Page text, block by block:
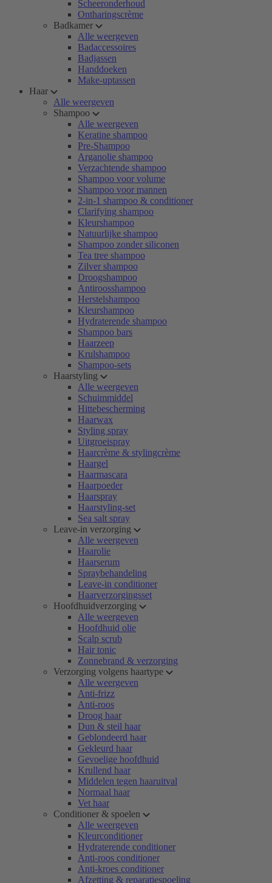
Scheeronderhoud
Ontharingscrème
Badkamer
Alle weergeven
Badaccessoires
Badjassen
Handdoeken
Make-uptassen
Haar
Alle weergeven
Shampoo
Alle weergeven
Keratine shampoo
Pre-Shampoo
Arganolie shampoo
Verzachtende shampoo
Shampoo voor volume
Shampoo voor mannen
2-in-1 shampoo & conditioner
Clarifying shampoo
Kleurshampoo
Natuurlijke shampoo
Shampoo zonder siliconen
Tea tree shampoo
Zilver shampoo
Droogshampoo
Antiroosshampoo
Herstelshampoo
Kleurshampoo
Hydraterende shampoo
Shampoo bars
Haarzeep
Krulshampoo
Shampoo-sets
Haarstyling
Alle weergeven
Schuimmiddel
Hittebescherming
Haarwax
Styling spray
Uitgroeispray
Haarcrème & stylingcrème
Haargel
Haarmascara
Haarpoeder
Haarspray
Haarstyling-set
Sea salt spray
Leave-in verzorging
Alle weergeven
Haarolie
Haarserum
Spraybehandeling
Leave-in conditioner
Haarverzorgingsset
Hoofdhuidverzorging
Alle weergeven
Hoofdhuid olie
Scalp scrub
Hair tonic
Zonnebrand & verzorging
Verzorging volgens haartype
Alle weergeven
Anti-frizz
Anti-roos
Droog haar
Dun & steil haar
Geblondeerd haar
Gekleurd haar
Gevoelige hoofdhuid
Krullend haar
Middelen tegen haaruitval
Normaal haar
Vet haar
Conditioner & spoelen
Alle weergeven
Kleurconditioner
Hydraterende conditioner
Anti-roos conditioner
Anti-kroes conditioner
Afzetting & reparatiespoeling